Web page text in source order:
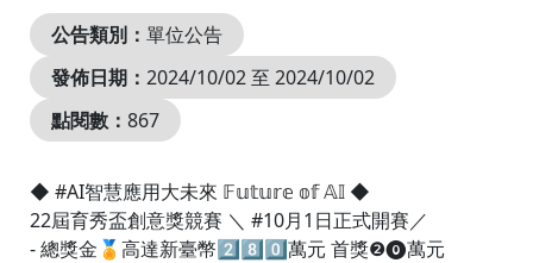
公告類別： 單位公告
發佈日期： 2024/10/02 至 2024/10/02
點閱數： 867
◆ #AI智慧應用大未來 𝔽𝕦𝕥𝕦𝕣𝕖 𝕠𝕗 𝔸𝕀 ◆
22屆育秀盃創意獎競賽 ＼ #10月1日正式開賽／
- 總獎金🏅高達新臺幣2⃣8⃣0⃣萬元 首獎❷⓿萬元